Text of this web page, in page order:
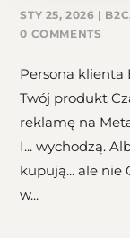
STY 25, 2026 | B2C
0 COMMENTS
Persona klienta
Twój produkt
reklamę na
I... wychodzą.
kupują... ale nie
w...